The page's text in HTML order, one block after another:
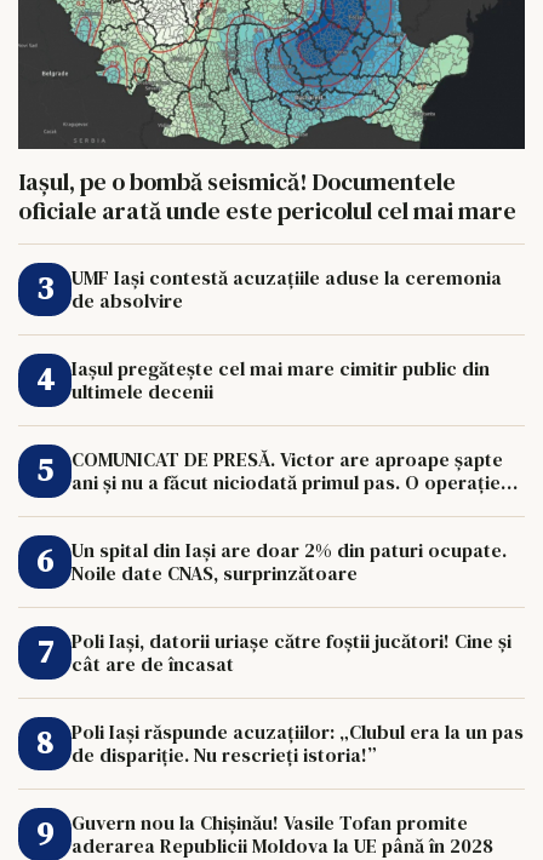
Iașul, pe o bombă seismică! Documentele
oficiale arată unde este pericolul cel mai mare
UMF Iași contestă acuzațiile aduse la ceremonia
de absolvire
Iașul pregătește cel mai mare cimitir public din
ultimele decenii
COMUNICAT DE PRESĂ. Victor are aproape șapte
ani și nu a făcut niciodată primul pas. O operație
Un spital din Iași are doar 2% din paturi ocupate.
Noile date CNAS, surprinzătoare
Poli Iași, datorii uriașe către foștii jucători! Cine și
cât are de încasat
Poli Iași răspunde acuzațiilor: „Clubul era la un pas
de dispariție. Nu rescrieți istoria!”
Guvern nou la Chișinău! Vasile Tofan promite
aderarea Republicii Moldova la UE până în 2028